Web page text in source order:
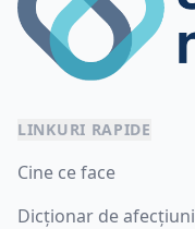
LINKURI RAPIDE
Cine ce face
Dicționar de afecțiuni